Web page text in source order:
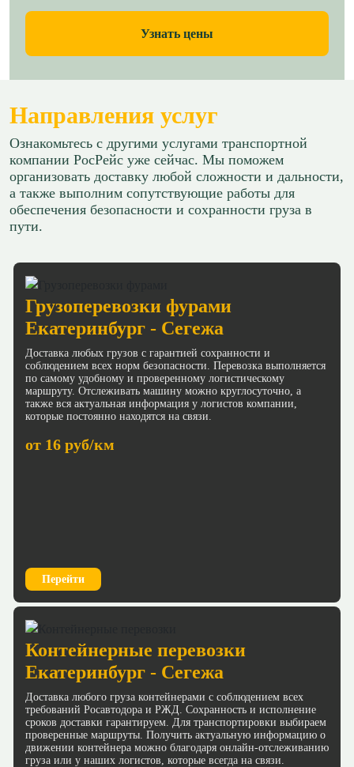
Узнать цены
Направления услуг
Ознакомьтесь с другими услугами транспортной
компании РосРейс уже сейчас. Мы поможем
организовать доставку любой сложности и дальности,
а также выполним сопутствующие работы для
обеспечения безопасности и сохранности груза в
пути.
Грузоперевозки фурами
Екатеринбург - Сегежа
Доставка любых грузов с гарантией сохранности и
соблюдением всех норм безопасности. Перевозка выполняется
по самому удобному и проверенному логистическому
маршруту. Отслеживать машину можно круглосуточно, а
также вся актуальная информация у логистов компании,
которые постоянно находятся на связи.
от 16 руб/км
Перейти
Контейнерные перевозки
Екатеринбург - Сегежа
Доставка любого груза контейнерами с соблюдением всех
требований Росавтодора и РЖД. Сохранность и исполнение
сроков доставки гарантируем. Для транспортировки выбираем
проверенные маршруты. Получить актуальную информацию о
движении контейнера можно благодаря онлайн-отслеживанию
груза или у наших логистов, которые всегда на связи.